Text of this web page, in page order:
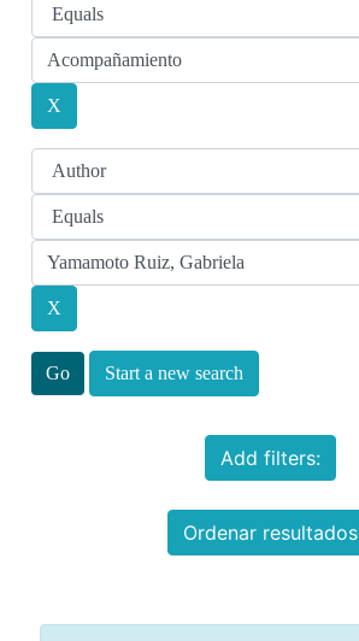
Start a new search
Add filters:
Ordenar resultados